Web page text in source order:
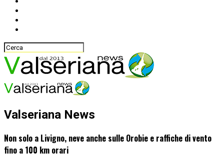
Valseriana News
Non solo a Livigno, neve anche sulle Orobie e raffiche di vento
fino a 100 km orari